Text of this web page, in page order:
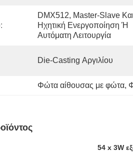
DMX512, Master-Slave Και
Ηχητική Ενεργοποίηση Ή
Αυτόματη Λειτουργία
Die-Casting Αργιλίου
Φώτα αίθουσας με φώτα,
54 x 3W